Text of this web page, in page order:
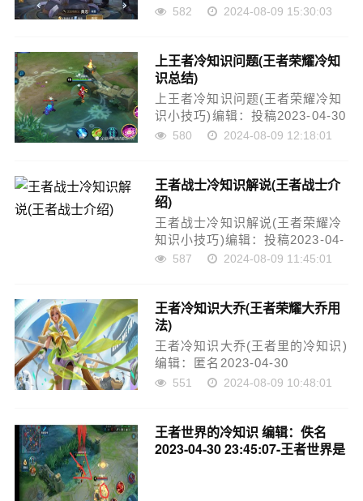
23:43:27-王者战士冷知识语音顾
游戏体验和游戏心态的重要因
素。本文将详细介绍王者战士冷
知识语音，帮助玩家了……
582 2024-08-09 15:30:03
上王者冷知识问题(王者荣耀冷知
识总结)
上王者冷知识问题(王者荣耀冷知
识小技巧)编辑：投稿2023-04-30
23:44:12-作为一款风靡全球的
过，在游戏中还隐藏着许多有趣
的冷知识，让人眼前一亮。下
面，我们就来一起……
580 2024-08-09 12:18:01
王者战士冷知识解说(王者战士介
绍)
王者战士冷知识解说(王者荣耀冷
知识小技巧)编辑：投稿2023-04-
30 23:44:20-王者战士，是一款
玩家们感受到了无尽的想象空间
和无上的乐趣。在这个游戏中，
不仅有许多不同……
587 2024-08-09 11:45:01
王者冷知识大乔(王者荣耀大乔用
法)
王者冷知识大乔(王者里的冷知识)
编辑：匿名2023-04-30
23:44:32-王者冷知识：大乔在王
强大的团队支援能力深受玩家们
的喜爱。但你知道吗？大乔还有
551 2024-08-09 10:48:01
王者世界的冷知识编辑：佚名
2023-04-30 23:45:07-王者世界是